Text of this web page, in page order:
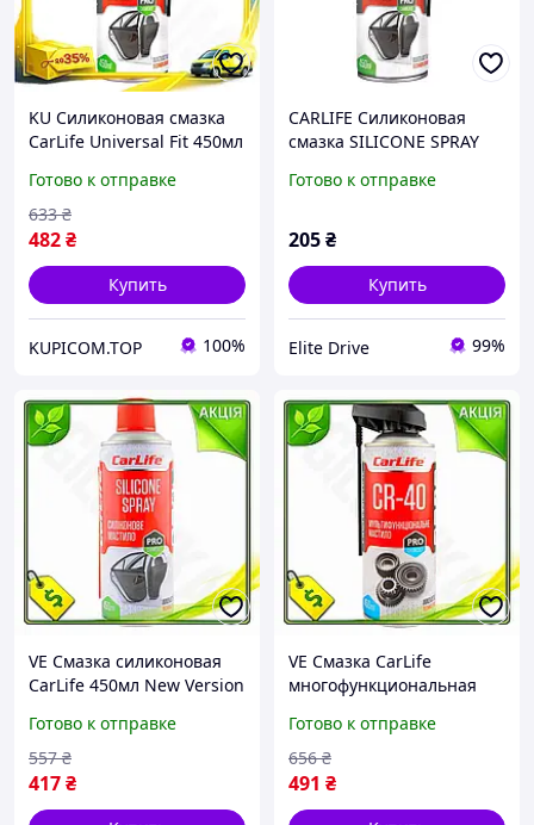
KU Силиконовая смазка
CarLife Universal Fit 450мл
антифрикционная
защита для дверей и
Uni2L_K
Готово к отправке
482₴
633 ₴
Купить
KUPICOM.TOP 100%
CARLIFE Силиконовая
смазка SILICONE SPRAY
Готово к отправке
205₴
Купить
Elite Drive 99%
VE Смазка силиконовая
CarLife 450мл New Version
замерзания дверных
замков и смазки N6W_VER
Готово к отправке
417₴
557 ₴
VE Смазка CarLife
многофункциональная
механизмов и узлов
универсальное средство
N6W_VER
Готово к отправке
491 ₴
656 ₴